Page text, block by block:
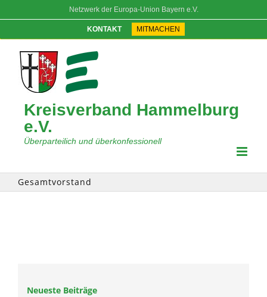
Netzwerk der Europa-Union Bayern e.V.
KONTAKT MITMACHEN
Kreisverband Hammelburg
e.V.
Überparteilich und überkonfessionell
Gesamtvorstand
Neueste Beiträge